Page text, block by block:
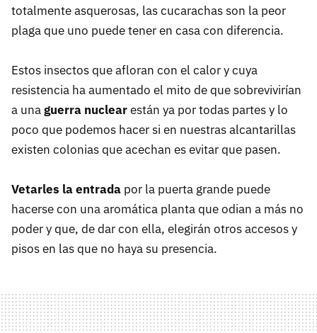
totalmente asquerosas, las cucarachas son la peor
plaga que uno puede tener en casa con diferencia.
Estos insectos que afloran con el calor y cuya
resistencia ha aumentado el mito de que sobrevivirían
a unaguerra nuclearestán ya por todas partes y lo
poco que podemos hacer si en nuestras alcantarillas
existen colonias que acechan es evitar que pasen.
Vetarles la entrada por la puerta grande puede
hacerse con una aromática planta que odian a más no
poder y que, de dar con ella, elegirán otros accesos y
pisos en las que no haya su presencia.